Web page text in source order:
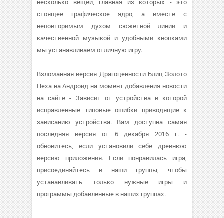
несколько вещей, главная из которых - это
стоящее графическое ядро, а вместе с
неповторимым духом сюжетной линии и
качественной музыкой и удобными кнопками
мы устанавливаем отличную игру.
Взломанная версия Драгоценности Блиц Золото
Hexa на Андроид на момент добавления новости
на сайте - Зависит от устройства в которой
исправленные типовые ошибки приводящие к
зависанию устройства. Вам доступна самая
последняя версия от 6 декабря 2016 г. -
обновитесь, если установили себе древнюю
версию приложения. Если понравилась игра,
присоединяйтесь в наши группы, чтобы
устанавливать только нужные игры и
программы добавленные в наших группах.